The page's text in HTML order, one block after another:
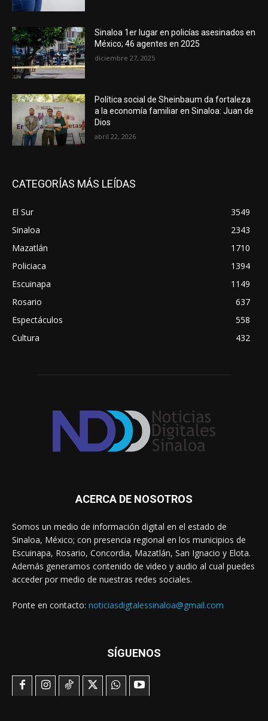
Sinaloa 1er lugar en policías asesinados en
México; 46 agentes en 2025
diciembre 27, 2025
Política social de Sheinbaum da fortaleza
a la economía familiar en Sinaloa: Juan de
Dios
abril 22, 2026
CATEGORÍAS MÁS LEÍDAS
El Sur
3549
Sinaloa
2343
Mazatlán
1710
Policiaca
1394
Escuinapa
1149
Rosario
637
Espectáculos
558
Cultura
432
ACERCA DE NOSOTROS
Somos un medio de información digital en el estado de
Sinaloa, México; con presencia regional en los municipios de
Escuinapa, Rosario, Concordia, Mazatlán, San Ignacio y Elota.
Además generamos contenido de video y audio al cual puedes
acceder por medio de nuestras redes sociales.
Ponte en contacto: noticiasdigtalessinaloa@gmail.com
SÍGUENOS